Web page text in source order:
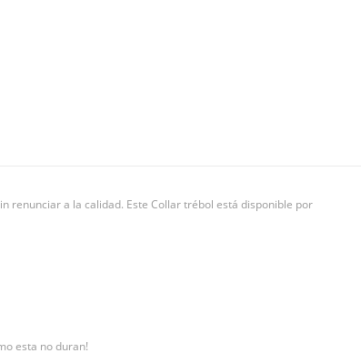
renunciar a la calidad. Este Collar trébol está disponible por
esta no duran!